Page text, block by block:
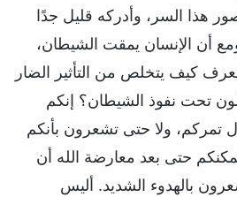
هذا السر، وأدركه قليل جدًا
أن الإنسان يمقت الشيطان،
كيف يتخلص من التأثير الضار
تحت نفوذ الشيطان؟ إنكم
تمركم، ولا حتى تشعرون بأنكم
حتى بعد معارضة الله أن
بالهدوء الشديد. أليس